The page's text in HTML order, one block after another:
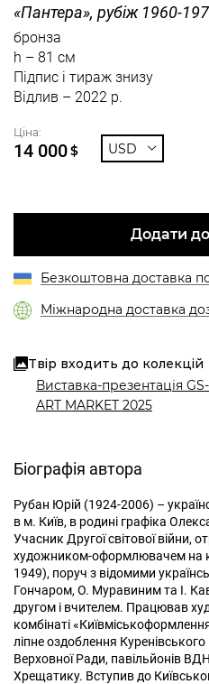
«Пантера», рубіж 1960-
бронза
h – 81 см
Підпис і тираж знизу
Відлив – 2022 р.
Ціна:
14 000$ USD
Додати
Безкоштовна доставка
Міжнародна доставка
Твір входить до колекцій
Виставка-презентація
ART MARKET 2025
Біографія автора
Рубан Юрій (1924-2006) –
в м. Київ, в родині графіка
Учасник Другої світової
художником-оформлювачем на
1949), поруч з відомими
Гончаром, О. Муравиним та І.
другом і вчителем. Працював
комбінаті
ліпне оздоблення
Верховної Ради, павільйонів
Хрещатику. Вступив до